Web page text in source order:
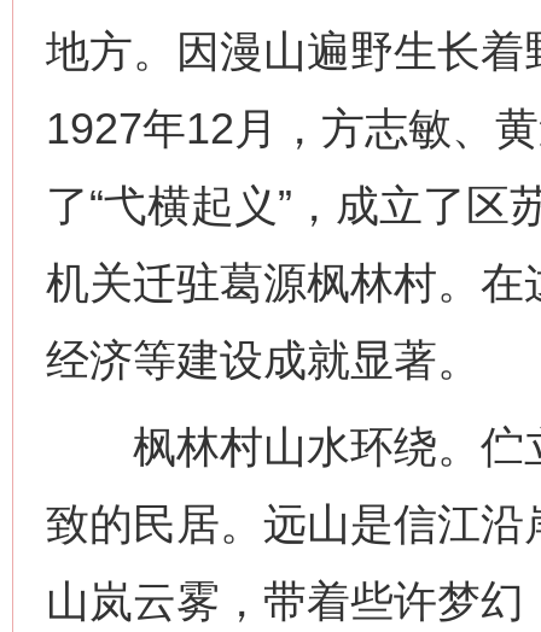
地方。因漫山遍野生长
1927年12月，方志敏、
了“弋横起义”，成立了
机关迁驻葛源枫林村。
经济等建设成就显著。
枫林村山水环绕。伫
致的民居。远山是信江
山岚云雾，带着些许梦